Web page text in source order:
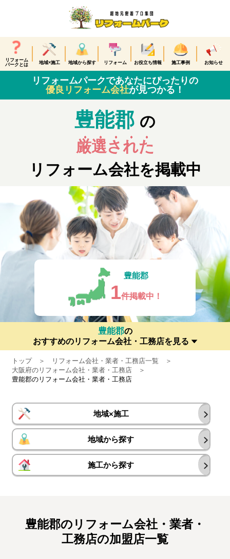
リフォーム
パークとは
地域×施工 地域から探す リフォーム お役立ち情報 施工事例 お知らせ
リフォームパークであなたにぴったりの
優良リフォーム会社が見つかる！
豊能郡 の
厳選された
リフォーム会社を掲載中
豊能郡
1件掲載中！
豊能郡の
おすすめのリフォーム会社・工務店を見る
トップ
リフォーム会社・業者・工務店一覧
大阪府のリフォーム会社・業者・工務店
豊能郡のリフォーム会社・業者・工務店
地域×施工
地域から探す
施工から探す
豊能郡のリフォーム会社・業者・
工務店の加盟店一覧